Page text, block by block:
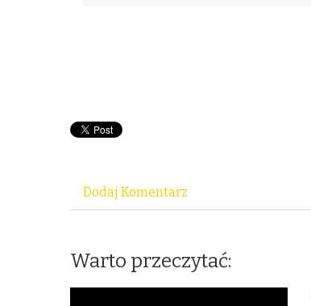
Dodaj Komentarz
Warto przeczytać: